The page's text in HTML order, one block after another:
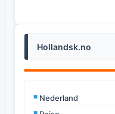
Hollandsk.no
Nederland